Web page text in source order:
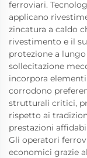
ferroviari.
applicano
zincatura a caldo
rivestimento e il
protezione a
sollecitazione
incorpora
corrodono
strutturali critici,
rispetto ai
prestazioni
Gli operatori
economici grazie